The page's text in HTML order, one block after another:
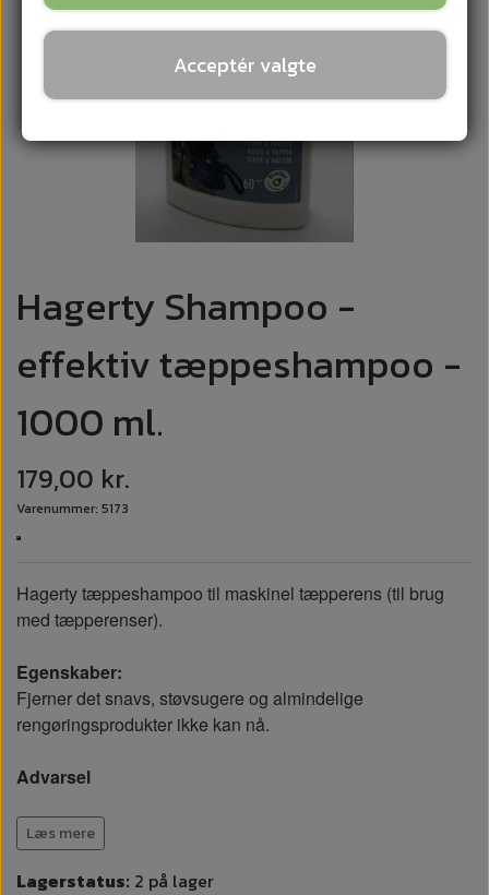
Hagerty Shampoo -
effektiv tæppeshampoo -
1000 ml.
179,00 kr.
Varenummer: 5173
Hagerty tæppeshampoo til maskinel tæpperens (til brug
med tæpperenser).
Egenskaber:
Fjerner det snavs, støvsugere og almindelige
rengøringsprodukter ikke kan nå.
Advarsel
Ikke egnet til tekstiler som fløjl eller silke, der er
følsomme over for vand.
Læs mere
Lagerstatus: 2 på lager
Acceptér valgte